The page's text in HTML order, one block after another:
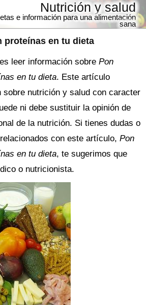
proteínas en tu dieta
Nutrición y salud
e información para una alimentación
sana
leer información sobre Pon
en tu dieta. Este artículo
sobre nutrición y salud con caracter
ni debe sustituir la opinión de
de la nutrición. Si tienes dudas o
con este artículo, Pon
en tu dieta, te sugerimos que
o nutricionista.